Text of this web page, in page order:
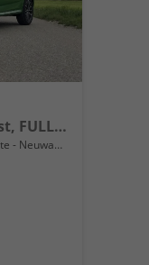
Extra Front + Lane Assist, FULL LED vorn, virtuelles Cockpit, manuelle Klima, Parksensoren hinten, ISOFIX, el. Fensterheber vorn uvm.
Neuwagen